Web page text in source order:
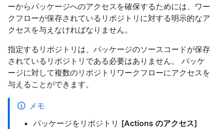
ーからパッケージへのアクセスを確保するためには、ワー
クフローが保存されているリポジトリに対する明示的なア
クセスを与えなければなりません。
指定するリポジトリは、パッケージのソースコードが保存
されているリポジトリである必要はありません。 パッケ
ージに対して複数のリポジトリワークフローにアクセスを
与えることができます。
メモ
パッケージをリポジトリ [Actions のアクセス]